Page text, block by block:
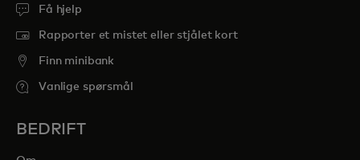
Få hjelp
Rapporter et mistet eller stjålet kort
Finn minibank
Vanlige spørsmål
BEDRIFT